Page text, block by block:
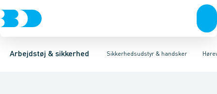
Arbejdstøj & sikkerhed Sikkerhedsudstyr & handsker
Trøjer & t-shirtsBukser Overtøj & huerUndertøj & sokker Sko
Hovedværn ØjenværnHøreværnÅndedrætsværnFørstehjælps
HøreværnHøreværn med radioØrepropper